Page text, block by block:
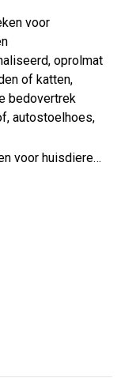
Reisdeken voor huisdieren gepersonaliseerd, oprolmat voor honden of katten, draagbare bedovertrek buitenstof, autostoelhoes, maat S